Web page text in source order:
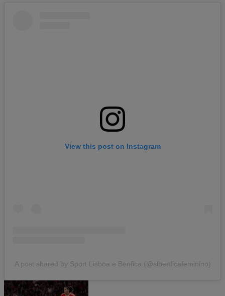
View this post on Instagram
A post shared by Sport Lisboa e Benfica (@slbenficafeminino)